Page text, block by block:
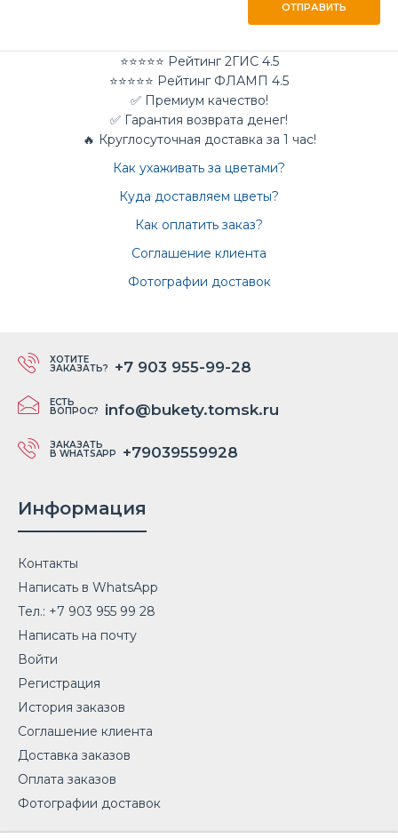
ОТПРАВИТЬ
⭐⭐⭐⭐⭐ Рейтинг 2ГИС 4.5
⭐⭐⭐⭐⭐ Рейтинг ФЛАМП 4.5
✅ Премиум качество!
✅ Гарантия возврата денег!
🔥 Круглосуточная доставка за 1 час!
Как ухаживать за цветами?
Куда доставляем цветы?
Как оплатить заказ?
Соглашение клиента
Фотографии доставок
ХОТИТЕ
ЗАКАЗАТЬ? +7 903 955-99-28
ЕСТЬ
ВОПРОС? info@bukety.tomsk.ru
ЗАКАЗАТЬ
В WHATSAPP +79039559928
Информация
Контакты
Написать в WhatsApp
Тел.: +7 903 955 99 28
Написать на почту
Войти
Регистрация
История заказов
Соглашение клиента
Доставка заказов
Оплата заказов
Фотографии доставок